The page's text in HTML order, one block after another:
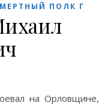
ПОЛК Г